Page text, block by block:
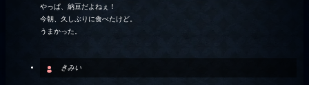
やっぱ、納豆だよねぇ！
今朝、久しぶりに食べたけど。
うまかった。
きみい